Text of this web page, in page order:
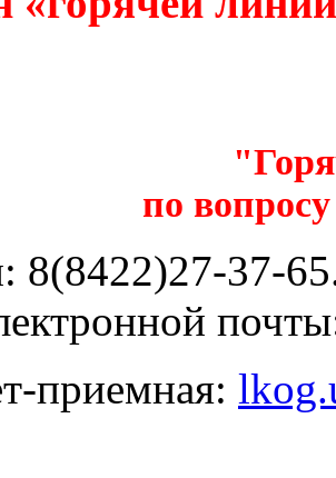
по
8(8422)27-37-
приемная: